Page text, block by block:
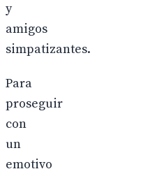
y
amigos
simpatizantes.
Para
proseguir
con
un
emotivo